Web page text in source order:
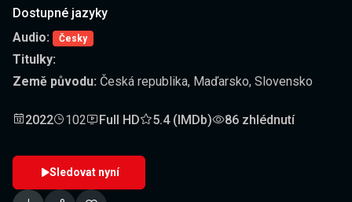
Dostupné jazyky
Audio:
Česky
Titulky:
Země původu: Česká republika, Maďarsko, Slovensko
2022 102 Full HD 5.4 (IMDb) 86 zhlédnutí
Sledovat nyní